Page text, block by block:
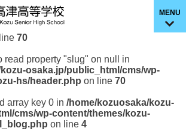
array key 0 in
/home/kozuosaka/kozu-
cms/wp-content/themes/kozu-
70
read property "slug" on null in
osaka.jp/public_html/cms/wp-
hs/header.php on line 70
MENU
array key 0 in /home/kozuosaka/kozu-
cms/wp-content/themes/kozu-
on line 4